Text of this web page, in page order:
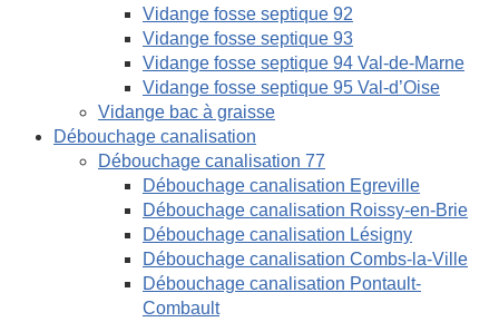
Vidange fosse septique 92
Vidange fosse septique 93
Vidange fosse septique 94 Val-de-Marne
Vidange fosse septique 95 Val-d’Oise
Vidange bac à graisse
Débouchage canalisation
Débouchage canalisation 77
Débouchage canalisation Egreville
Débouchage canalisation Roissy-en-Brie
Débouchage canalisation Lésigny
Débouchage canalisation Combs-la-Ville
Débouchage canalisation Pontault-
Combault